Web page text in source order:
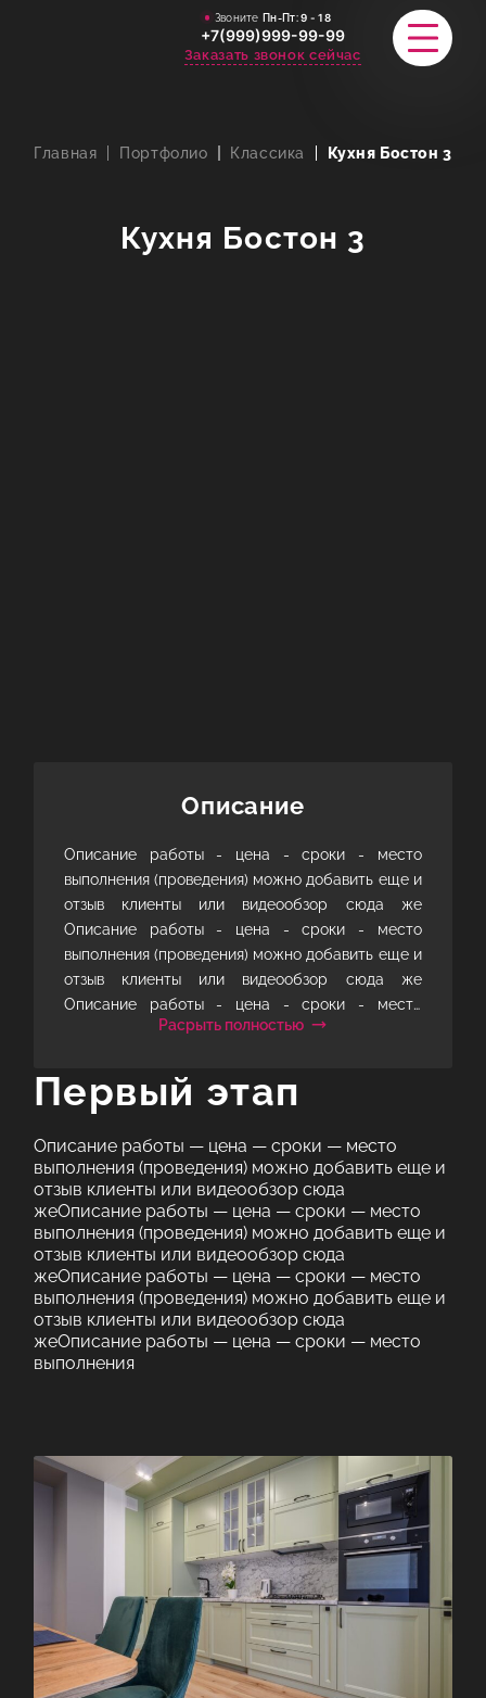
Звоните Пн-Пт:9 - 18
+7(999)999-99-99
Заказать звонок сейчас
КАТАЛОГ
Главная Портфолио Классика Кухня Бостон 3
Кухня Бостон 3
Описание
Описание работы - цена - сроки - место
выполнения (проведения) можно добавить еще и
отзыв клиенты или видеообзор сюда же
Описание работы - цена - сроки - место
выполнения (проведения) можно добавить еще и
отзыв клиенты или видеообзор сюда же
Описание работы - цена - сроки - место
выполнения (проведения) можно добавить еще и
Описание работы - цена - сроки - место
выполнения (проведения) можно добавить еще и
Описание работы - цена - сроки - место
выполнения (проведения) можно добавить еще и
отзыв клиенты или видеообзор сюда же
Описание работы - цена - сроки - место
выполнения (проведения) можно добавить еще и
отзыв клиенты или видеообзор сюда
жеОписание работы - цена - сроки - место
выполнения (проведения) можно добавить еще и
отзыв клиенты или видеообзор сюда
выполнения (проведения) можно добавить еще и
отзыв клиенты или видеообзор сюда
жеОписание работы - цена - сроки - место
выполнения (проведения) можно добавить еще и
отзыв клиенты или видеообзор сюда
Расрыть полностью
Первый этап
Описание работы — цена — сроки — место
выполнения (проведения) можно добавить еще и
отзыв клиенты или видеообзор сюда
жеОписание работы — цена — сроки — место
выполнения (проведения) можно добавить еще и
отзыв клиенты или видеообзор сюда
жеОписание работы — цена — сроки — место
выполнения (проведения) можно добавить еще и
отзыв клиенты или видеообзор сюда
жеОписание работы — цена — сроки — место
выполнения